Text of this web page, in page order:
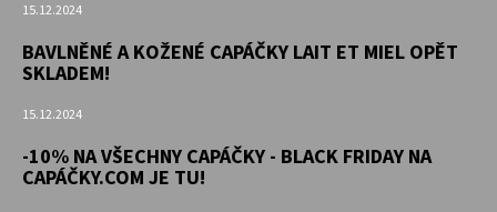
15.12.2024
BAVLNĚNÉ A KOŽENÉ CAPÁČKY LAIT ET MIEL OPĚT
SKLADEM!
15.12.2024
-10% NA VŠECHNY CAPÁČKY - BLACK FRIDAY NA
CAPÁČKY.COM JE TU!